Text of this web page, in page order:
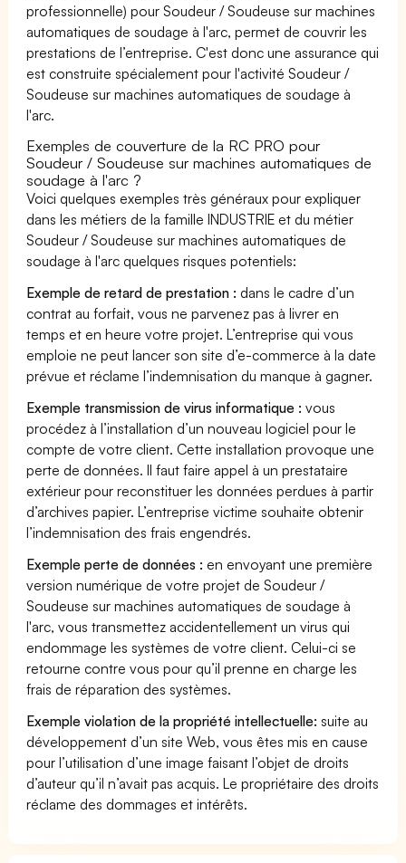
professionnelle) pour Soudeur / Soudeuse sur machines
automatiques de soudage à l'arc, permet de couvrir les
prestations de l’entreprise. C'est donc une assurance qui
est construite spécialement pour l'activité Soudeur /
Soudeuse sur machines automatiques de soudage à
l'arc.
Exemples de couverture de la RC PRO pour
Soudeur / Soudeuse sur machines automatiques de
soudage à l'arc ?
Voici quelques exemples très généraux pour expliquer
dans les métiers de la famille INDUSTRIE et du métier
Soudeur / Soudeuse sur machines automatiques de
soudage à l'arc quelques risques potentiels:
Exemple de retard de prestation : dans le cadre d’un
contrat au forfait, vous ne parvenez pas à livrer en
temps et en heure votre projet. L’entreprise qui vous
emploie ne peut lancer son site d’e-commerce à la date
prévue et réclame l’indemnisation du manque à gagner.
Exemple transmission de virus informatique : vous
procédez à l’installation d’un nouveau logiciel pour le
compte de votre client. Cette installation provoque une
perte de données. Il faut faire appel à un prestataire
extérieur pour reconstituer les données perdues à partir
d’archives papier. L’entreprise victime souhaite obtenir
l’indemnisation des frais engendrés.
Exemple perte de données : en envoyant une première
version numérique de votre projet de Soudeur /
Soudeuse sur machines automatiques de soudage à
l'arc, vous transmettez accidentellement un virus qui
endommage les systèmes de votre client. Celui-ci se
retourne contre vous pour qu’il prenne en charge les
frais de réparation des systèmes.
Exemple violation de la propriété intellectuelle: suite au
développement d’un site Web, vous êtes mis en cause
pour l’utilisation d’une image faisant l’objet de droits
d’auteur qu’il n’avait pas acquis. Le propriétaire des droits
réclame des dommages et intérêts.